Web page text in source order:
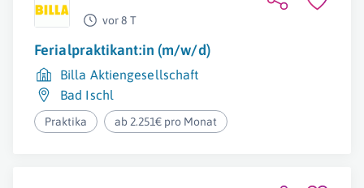
vor 8 T
Ferialpraktikant:in (m/w/d)
Billa Aktiengesellschaft
Bad Ischl
Praktika ab 2.251€ pro Monat